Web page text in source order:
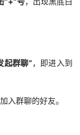
起群聊”，即进入到
入群聊的好友。